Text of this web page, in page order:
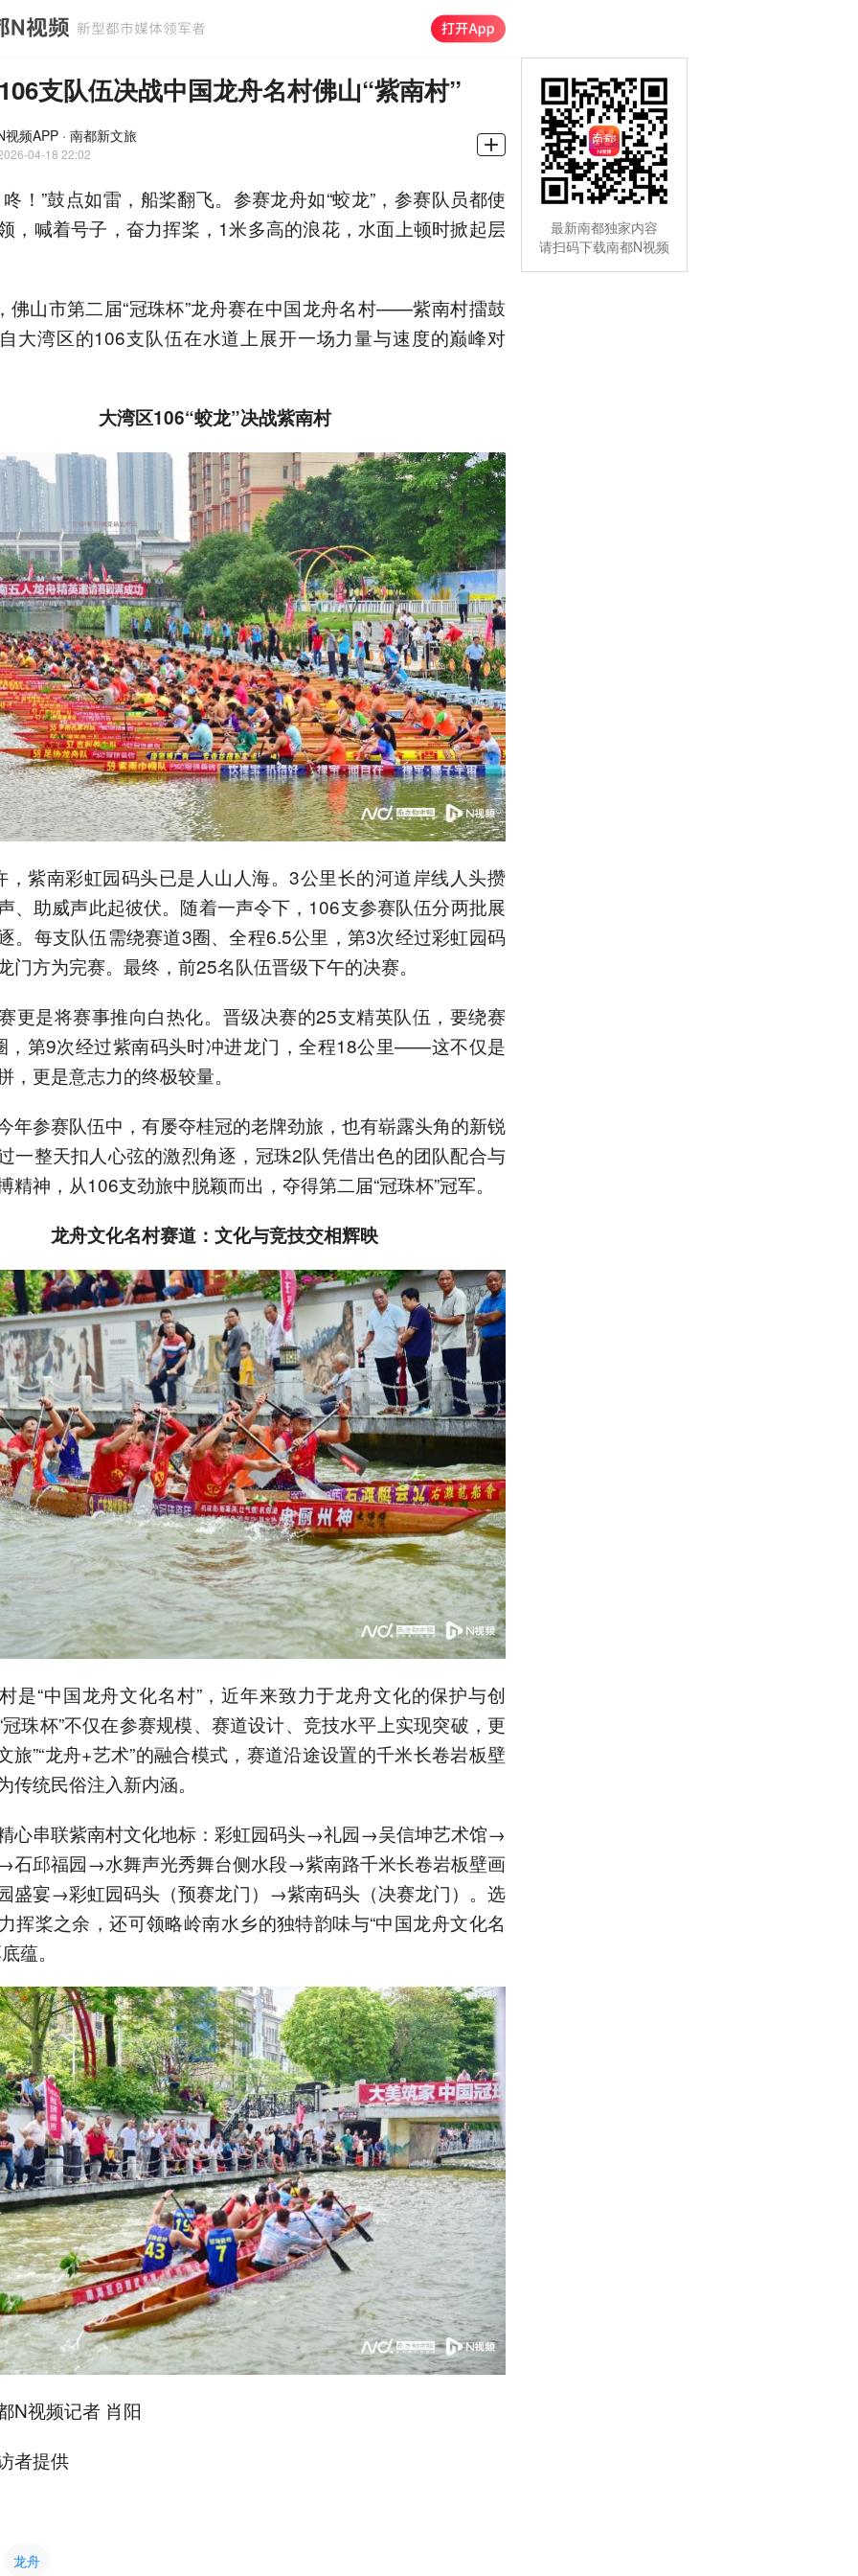
支队伍决战中国龙舟名村佛山“紫南村”
视频APP · 南都新文旅
04-18 22:02
！”鼓点如雷，船桨翻飞。参赛龙舟如“蛟龙”，参赛队员都使
，喊着号子，奋力挥桨，1米多高的浪花，水面上顿时掀起层
佛山市第二届“冠珠杯”龙舟赛在中国龙舟名村——紫南村擂鼓
大湾区的106支队伍在水道上展开一场力量与速度的巅峰对
大湾区106“蛟龙”决战紫南村
，紫南彩虹园码头已是人山人海。3公里长的河道岸线人头攒
、助威声此起彼伏。随着一声令下，106支参赛队伍分两批展
。每支队伍需绕赛道3圈、全程6.5公里，第3次经过彩虹园码
门方为完赛。最终，前25名队伍晋级下午的决赛。
更是将赛事推向白热化。晋级决赛的25支精英队伍，要绕赛
，第9次经过紫南码头时冲进龙门，全程18公里——这不仅是
，更是意志力的终极较量。
年参赛队伍中，有屡夺桂冠的老牌劲旅，也有崭露头角的新锐
一整天扣人心弦的激烈角逐，冠珠2队凭借出色的团队配合与
精神，从106支劲旅中脱颖而出，夺得第二届“冠珠杯”冠军。
龙舟文化名村赛道：文化与竞技交相辉映
是“中国龙舟文化名村”，近年来致力于龙舟文化的保护与创
珠杯”不仅在参赛规模、赛道设计、竞技水平上实现突破，更
旅”“龙舟+艺术”的融合模式，赛道沿途设置的千米长卷岩板壁
传统民俗注入新内涵。
心串联紫南村文化地标：彩虹园码头→礼园→吴信坤艺术馆→
石邱福园→水舞声光秀舞台侧水段→紫南路千米长卷岩板壁画
盛宴→彩虹园码头（预赛龙门）→紫南码头（决赛龙门）。选
挥桨之余，还可领略岭南水乡的独特韵味与“中国龙舟文化名
蕴。
N视频记者 肖阳
者提供
龙舟
最新南都独家内容
请扫码下载南都N视频